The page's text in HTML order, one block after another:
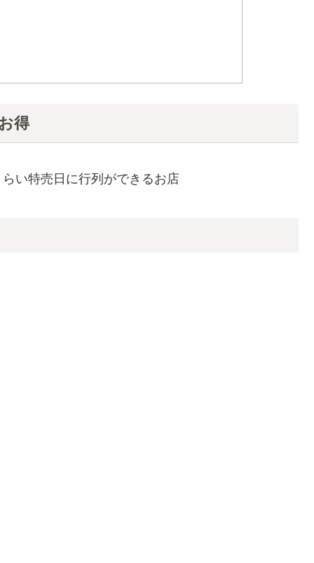
得
い特売日に行列ができるお店